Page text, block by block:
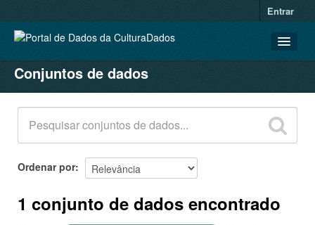
Entrar
CONJUNTOS DE DADOS
ORGANIZAÇÕES
GRUPOS
SOBRE
Conjuntos de dados
Ordenar por
1 conjunto de dados encontrado